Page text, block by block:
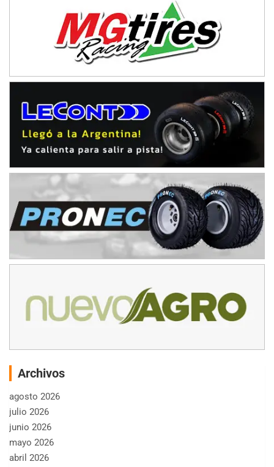
Archivos
agosto 2026
julio 2026
junio 2026
mayo 2026
abril 2026